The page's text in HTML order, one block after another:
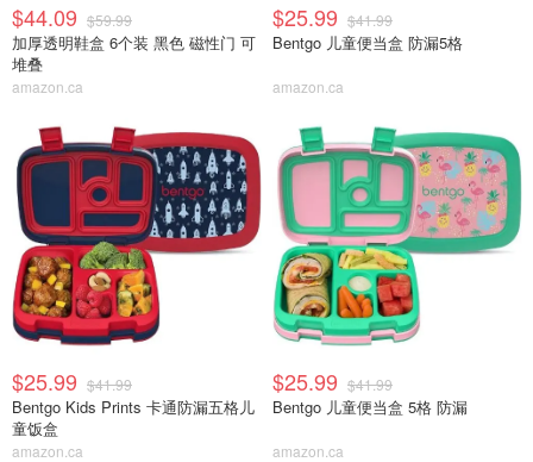
$44.09 $59.99
加厚透明鞋盒 6个装 黑色 磁性门 可
堆叠
amazon.ca
$25.99 $41.99
Bentgo 儿童便当盒 防漏5格
amazon.ca
$25.99 $41.99
Bentgo Kids Prints 卡通防漏五格儿
童饭盒
amazon.ca
$25.99 $41.99
Bentgo 儿童便当盒 5格 防漏
amazon.ca